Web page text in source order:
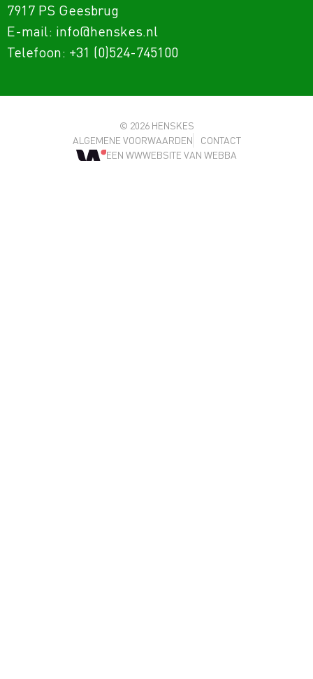
7917 PS Geesbrug
E-mail: info@henskes.nl
Telefoon: +31 (0)524-745100
© 2026 HENSKES
ALGEMENE VOORWAARDEN
CONTACT
EEN WWWEBSITE VAN WEBBA